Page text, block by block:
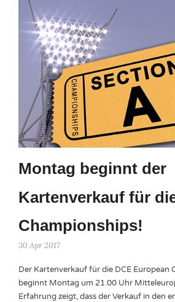
Montag beginnt der
Kartenverkauf für
Championships!
30 Apr 2017
Der Kartenverkauf für die DCE European
beginnt Montag um 21.00 Uhr
Erfahrung zeigt, dass der Verkauf in den